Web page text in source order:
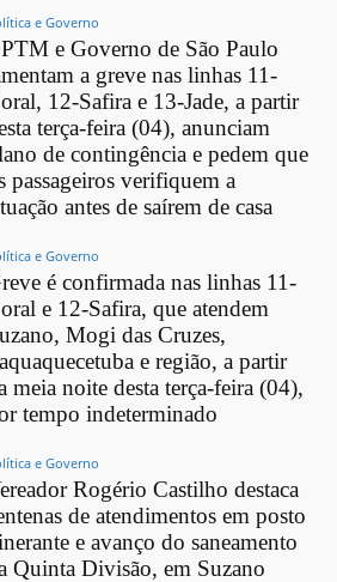
e Governo
e Governo de São Paulo
a greve nas linhas 11-
12-Safira e 13-Jade, a partir
terça-feira (04), anunciam
de contingência e pedem que
passageiros verifiquem a
antes de saírem de casa
e Governo
é confirmada nas linhas 11-
e 12-Safira, que atendem
Mogi das Cruzes,
e região, a partir
meia noite desta terça-feira (04),
tempo indeterminado
e Governo
Rogério Castilho destaca
de atendimentos em posto
e avanço do saneamento
Quinta Divisão, em Suzano